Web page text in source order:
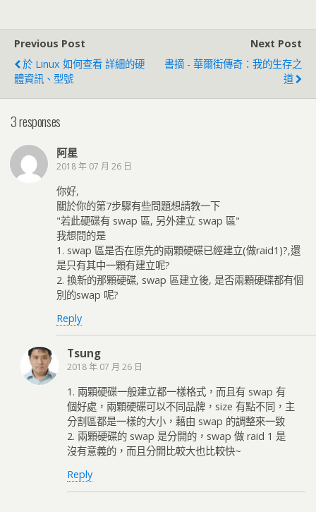
Previous Post
於 Linux 如何查看 詳細的硬
體資訊、型號
Next Post
書摘 - 華爾街傳奇：我的生存之
道
3 responses
阿星
2018 年 07 月 26 日
你好,
關於你的第7步驟有些問題想請教一下
"若此硬碟有 swap 區, 另外建立 swap 區"
我想問的是
1. swap 區是否在原先的兩顆硬碟已經建立(做raid1)?,還
是只有其中一顆有建立呢?
2. 換新的那顆硬碟, swap 區建立後, 是否兩顆硬碟都有個
別的swap 呢?
Reply
Tsung
2018 年 07 月 26 日
1. 兩顆硬碟一般建立都一樣格式，而且有 swap 有
個好處，兩顆硬碟可以不同品牌，size 有點不同，主
分割區都是一樣的大小，藉由 swap 的調整來一致
2. 兩顆硬碟的 swap 是分開的，swap 做 raid 1 是
沒有意義的，而且分開比較大也比較快~
Reply